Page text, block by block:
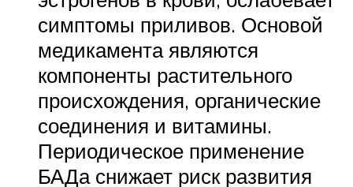
симптомы приливов. Основой
медикамента являются
компоненты растительного
происхождения, органические
соединения и витамины.
Периодическое применение
БАДа снижает риск развития